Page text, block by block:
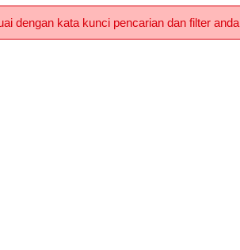
dengan kata kunci pencarian dan filter anda